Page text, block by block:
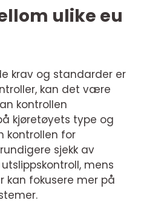
ulike eu
krav og standarder er
kan det være
kontrollen
kjøretøyets type og
kontrollen for
sjekk av
mens
kan fokusere mer på